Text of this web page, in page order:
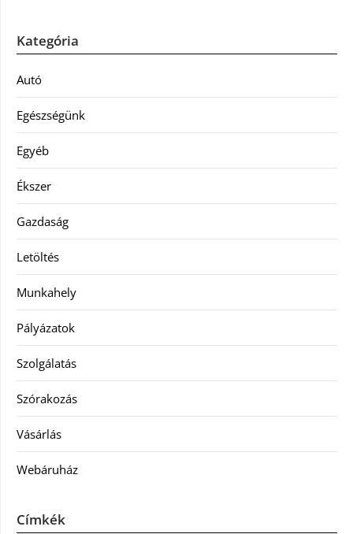
Kategória
Autó
Egészségünk
Egyéb
Ékszer
Gazdaság
Letöltés
Munkahely
Pályázatok
Szolgálatás
Szórakozás
Vásárlás
Webáruház
Címkék